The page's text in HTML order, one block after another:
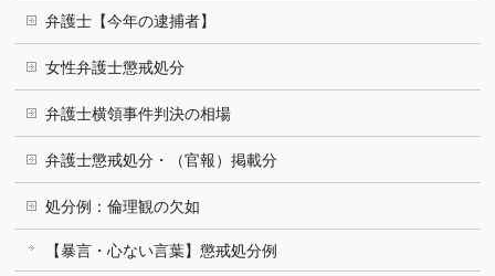
弁護士【今年の逮捕者】
女性弁護士懲戒処分
弁護士横領事件判決の相場
弁護士懲戒処分・（官報）掲載分
処分例：倫理観の欠如
【暴言・心ない言葉】懲戒処分例